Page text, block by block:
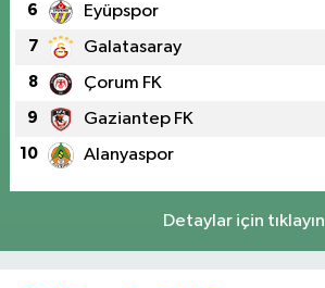
6 Eyüpspor
7 Galatasaray
8 Çorum FK
9 Gaziantep FK
10 Alanyaspor
Detaylar için tıklayın